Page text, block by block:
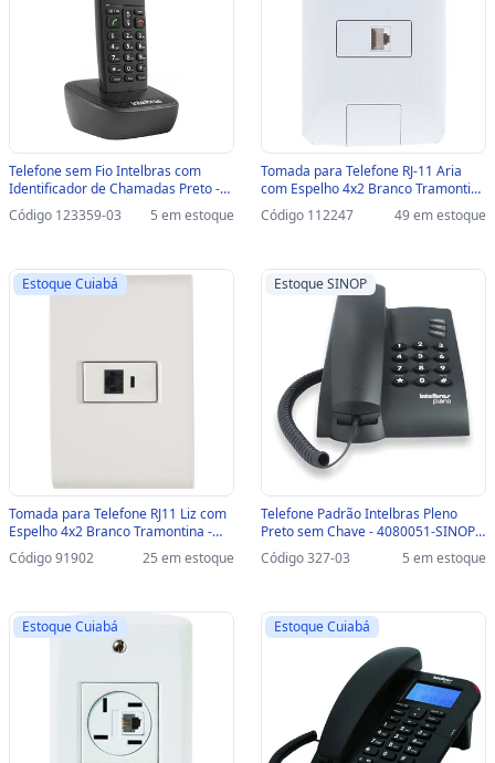
Telefone sem Fio Intelbras com
Identificador de Chamadas Preto -
TS2510 - Suporta até 7 Ramais-
SINOP-03 - 4122510
Código 123359-03 5 em estoque
Tomada para Telefone RJ-11 Aria
com Espelho 4x2 Branco Tramontina
- 57241/019 - 57241/019
Código 112247 49 em estoque
Estoque Cuiabá
Tomada para Telefone RJ11 Liz com
Espelho 4x2 Branco Tramontina -
57170/019 - 57145/019
Código 91902 25 em estoque
Estoque SINOP
Telefone Padrão Intelbras Pleno
Preto sem Chave - 4080051-SINOP-
03 - 4080051
Código 327-03 5 em estoque
Estoque Cuiabá Estoque Cuiabá